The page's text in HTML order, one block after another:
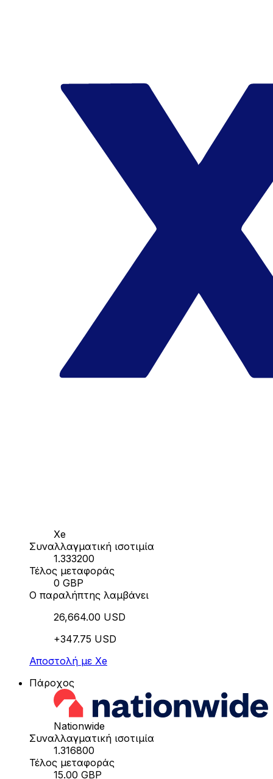
Xe
Συναλλαγματική ισοτιμία
1.333200
Τέλος μεταφοράς
0 GBP
Ο παραλήπτης λαμβάνει
26,664.00 USD
+347.75 USD
Αποστολή με Xe
Πάροχος
Nationwide
Συναλλαγματική ισοτιμία
1.316800
Τέλος μεταφοράς
15.00 GBP